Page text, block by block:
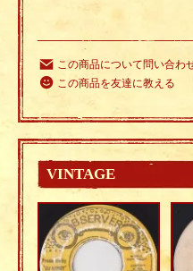
この商品について問い合わ
この商品を友達に教える
VINTAGE